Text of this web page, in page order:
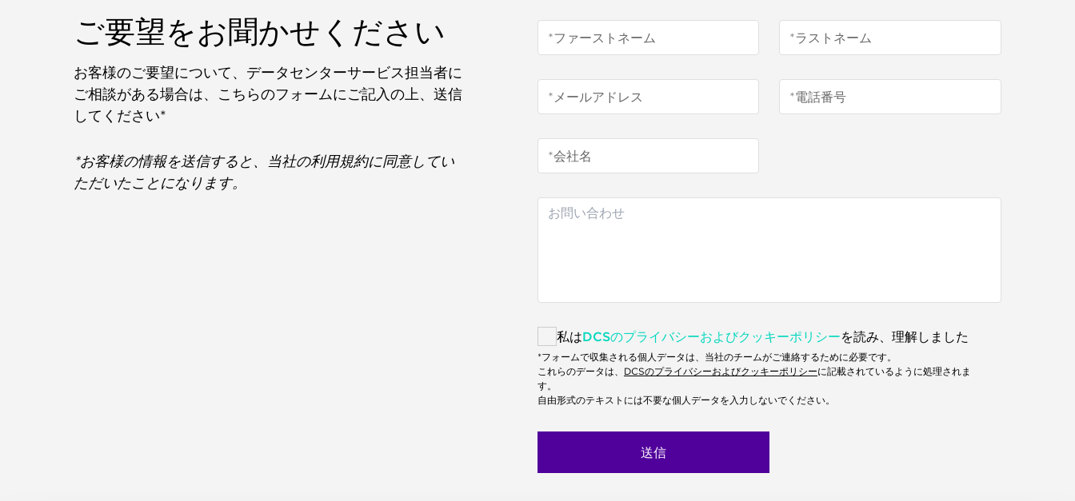
ご要望をお聞かせください
お客様のご要望について、データセンターサービス担当者に
ご相談がある場合は、こちらのフォームにご記入の上、送信
してください*
*お客様の情報を送信すると、当社の利用規約に同意してい
ただいたことになります。
私はDCSのプライバシーおよびクッキーポリシーを読み、理解しました
*フォームで収集される個人データは、当社のチームがご連絡するために必要です。
これらのデータは、 DCSのプライバシーおよびクッキーポリシーに記載されているように処理されま
す。
自由形式のテキストには不要な個人データを入力しないでください。